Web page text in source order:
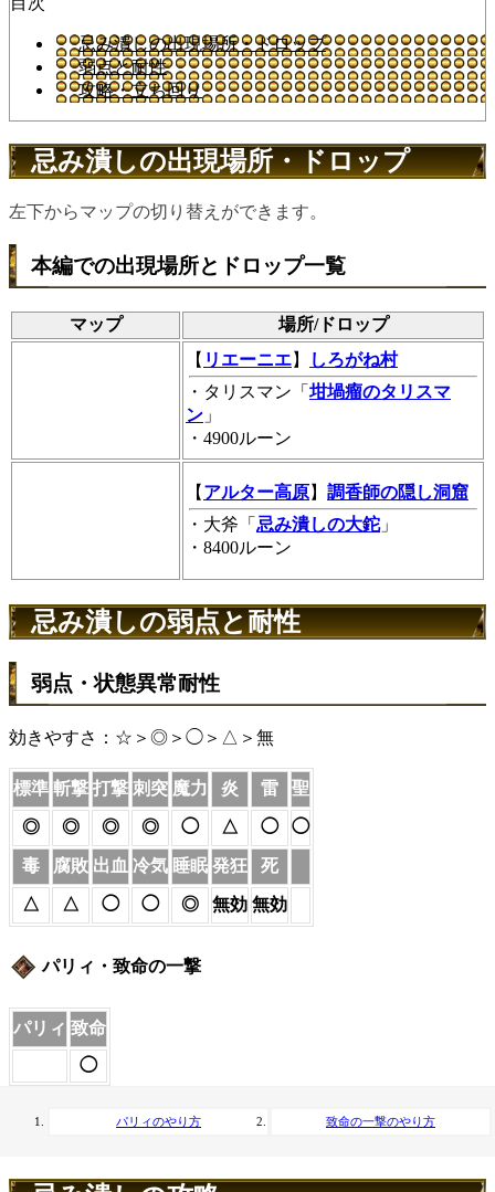
忌み潰しの出現場所・ドロップ
弱点と耐性
攻略・立ち回り
忌み潰しの出現場所・ドロップ
左下からマップの切り替えができます。
本編での出現場所とドロップ一覧
マップ
場所/ドロップ
【 リエーニエ】
しろがね村
・タリスマン「 坩堝瘤のタリスマ
ン 」
・4900ルーン
【 アルター高原】 調香師の隠し洞窟
・大斧「 忌み潰しの大鉈」
・8400ルーン
忌み潰しの弱点と耐性
弱点・状態異常耐性
効きやすさ：☆＞◎＞◯＞△＞無
標準 斬撃 打撃 刺突 魔力 炎 雷 聖
◎ ◎ ◎ ◎ ◯ △ ◯ ◯
毒 腐敗 出血 冷気 睡眠 発狂 死
△ △ ◯ ◯ ◎ 無効 無効
パリィ・致命の一撃
パリィ 致命
◯
パリィのやり方 致命の一撃のやり方